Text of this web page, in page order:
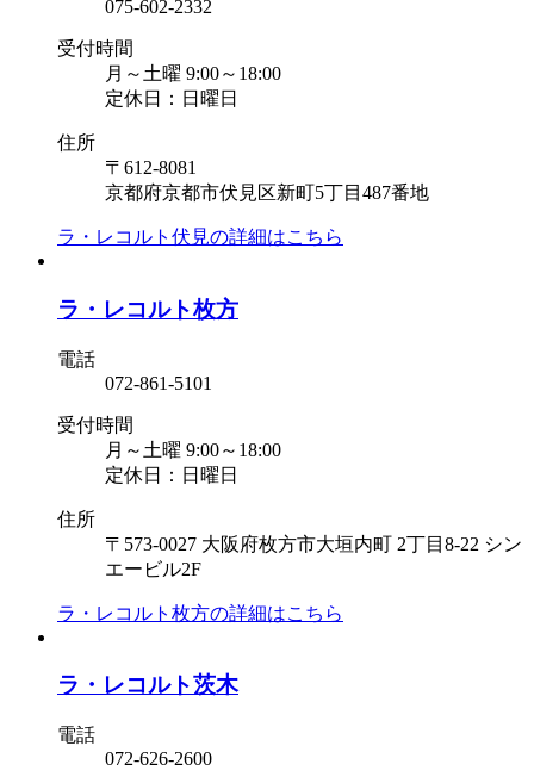
075-602-2332
受付時間
月～土曜 9:00～18:00
定休日：日曜日
住所
〒612-8081
京都府京都市伏見区新町5丁目487番地
ラ・レコルト伏見の詳細はこちら
ラ・レコルト枚方
電話
072-861-5101
受付時間
月～土曜 9:00～18:00
定休日：日曜日
住所
〒573-0027 大阪府枚方市大垣内町 2丁目8-22 シン
エービル2F
ラ・レコルト枚方の詳細はこちら
ラ・レコルト茨木
電話
072-626-2600